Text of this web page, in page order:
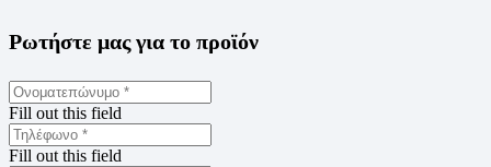
Ρωτήστε μας για το προϊόν
Fill out this field
Fill out this field